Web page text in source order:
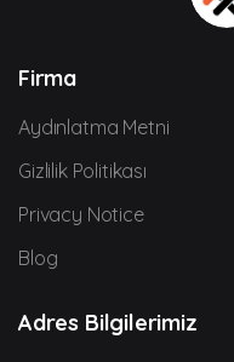
Firma
Aydınlatma Metni
Gizlilik Politikası
Privacy Notice
Blog
Adres Bilgilerimiz